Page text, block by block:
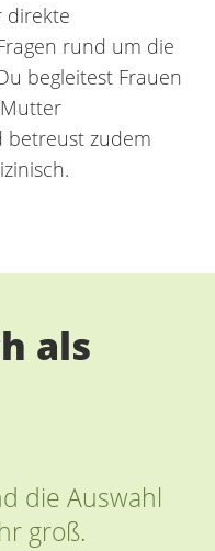
direkte
rund um die
begleitest Frauen
betreust zudem
als
die Auswahl
groß.